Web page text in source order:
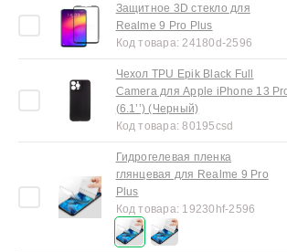
Защитное 3D стекло для
Realme 9 Pro Plus
Код товара:24180d-2596
Чехол TPU Epik Black Full
Camera для Apple iPhone 13
(6.1’’) (Черный)
Код товара:80195csd
Гидрогелевая пленка
глянцевая для Realme 9 Pro
Plus
Код товара: 19230hf-2596